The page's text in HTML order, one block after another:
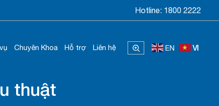
Hotline: 1800 2222
Chuyên Khoa Hỗ trợ Liên hệ EN VI
thuật